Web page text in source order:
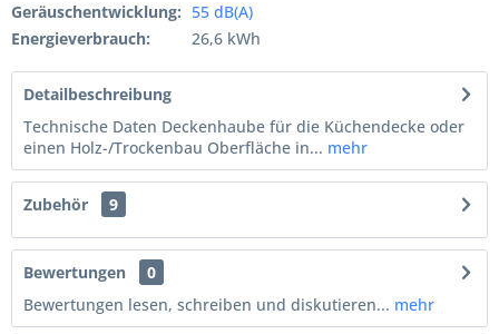
Geräuschentwicklung: 55 dB(A)
Energieverbrauch:
26,6 kWh
Detailbeschreibung
Technische Daten Deckenhaube für die Küchendecke oder
einen Holz-/Trockenbau Oberfläche in... mehr
Zubehör 9
Bewertungen
0
Bewertungen lesen, schreiben und diskutieren... mehr